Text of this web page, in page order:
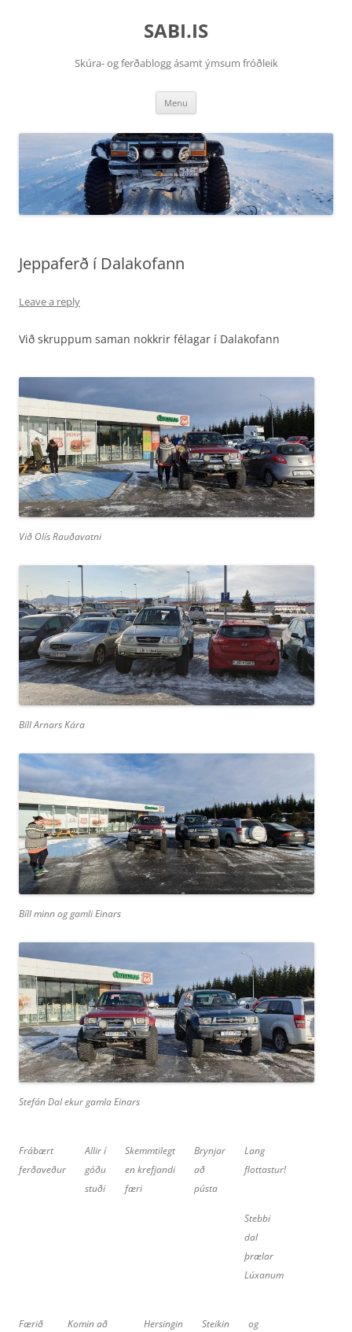
SABI.IS
Skúra- og ferðablogg ásamt ýmsum fróðleik
Menu
Jeppaferð í Dalakofann
Leave a reply
Við skruppum saman nokkrir félagar í Dalakofann
Við Olís Rauðavatni
Bíll Arnars Kára
Bíll minn og gamli Einars
Stefán Dal ekur gamla Einars
Frábært
ferðaveður
Allir í
góðu
stuði
Skemmtilegt
en krefjandi
færi
Brynjar
að
pústa
Lang
flottastur!
Stebbi
dal
þrælar
Lúxanum
Færið
Komin að
Hersingin
Steikin
og